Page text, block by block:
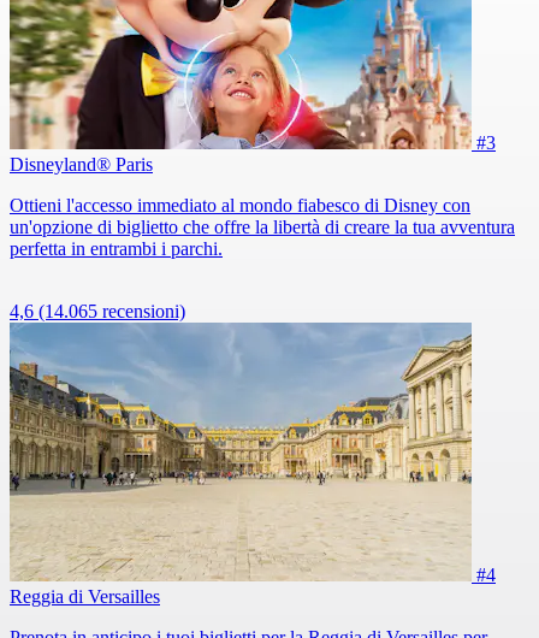
#3
Disneyland® Paris
Ottieni l'accesso immediato al mondo fiabesco di Disney con
un'opzione di biglietto che offre la libertà di creare la tua avventura
perfetta in entrambi i parchi.
4,6 (14.065 recensioni)
#4
Reggia di Versailles